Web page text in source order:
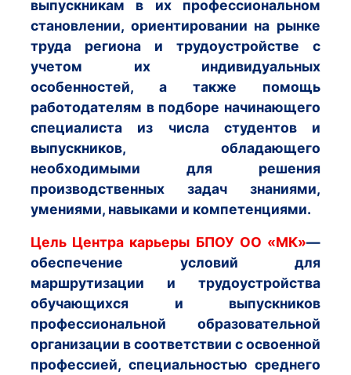
выпускникам в их профессиональном
становлении, ориентировании на рынке
труда региона и трудоустройстве с
учетом их индивидуальных
особенностей, а также помощь
работодателям в подборе начинающего
специалиста из числа студентов и
выпускников, обладающего
необходимыми для решения
производственных задач знаниями,
умениями, навыками и компетенциями.
Цель Центра карьеры БПОУ ОО «МК»—
обеспечение условий для
маршрутизации и трудоустройства
обучающихся и выпускников
профессиональной образовательной
организации в соответствии с освоенной
профессией, специальностью среднего